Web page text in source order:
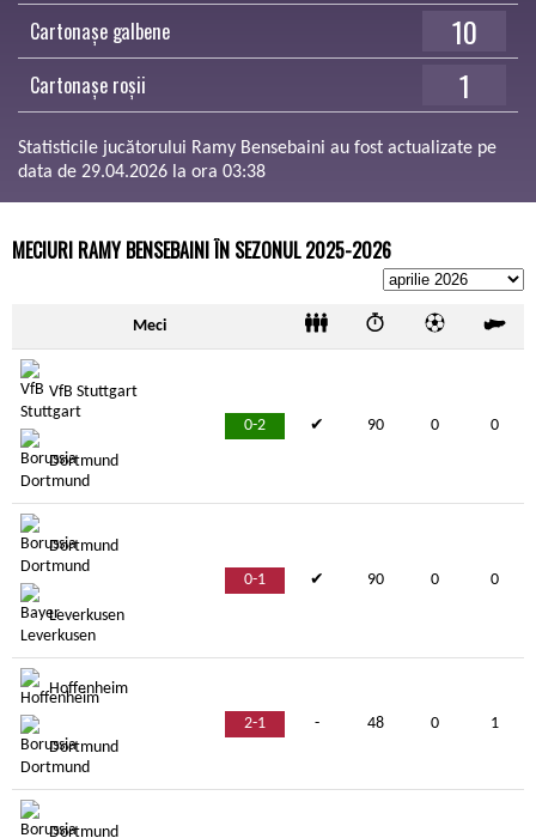
Cartonașe galbene 10
Cartonașe roșii 1
Statisticile jucătorului Ramy Bensebaini au fost actualizate pe
data de 29.04.2026 la ora 03:38
MECIURI RAMY BENSEBAINI ÎN SEZONUL 2025-2026
Meci
VfB Stuttgart
0-2
Dortmund
✔ 90 0 0
Dortmund
0-1
Leverkusen
✔ 90 0 0
Hoffenheim
2-1
Dortmund
- 48 0 1
Dortmund